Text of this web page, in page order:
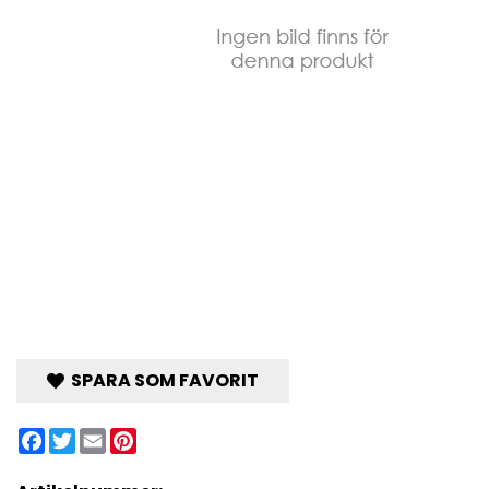
SPARA SOM FAVORIT
Facebook
Twitter
Email